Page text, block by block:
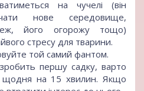
на чучелі (він
нове середовище,
його огорожу тощо)
стресу для тварини.
той самий фантом.
першу садку, варто
щодня на 15 хвилин. Якщо